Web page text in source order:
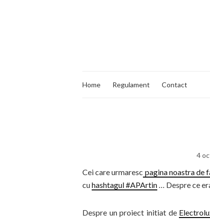
Home Regulament Contact
4
Cei care urmaresc pagina noastra de
cuhashtagul #APArtin… Despre ce
Despre un proiect initiat de